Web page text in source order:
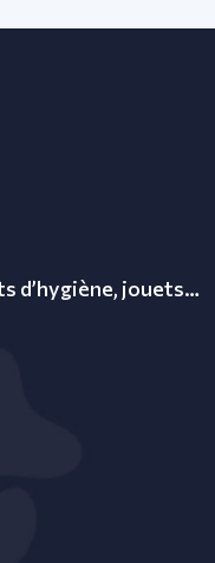
d’hygiène, jouets…